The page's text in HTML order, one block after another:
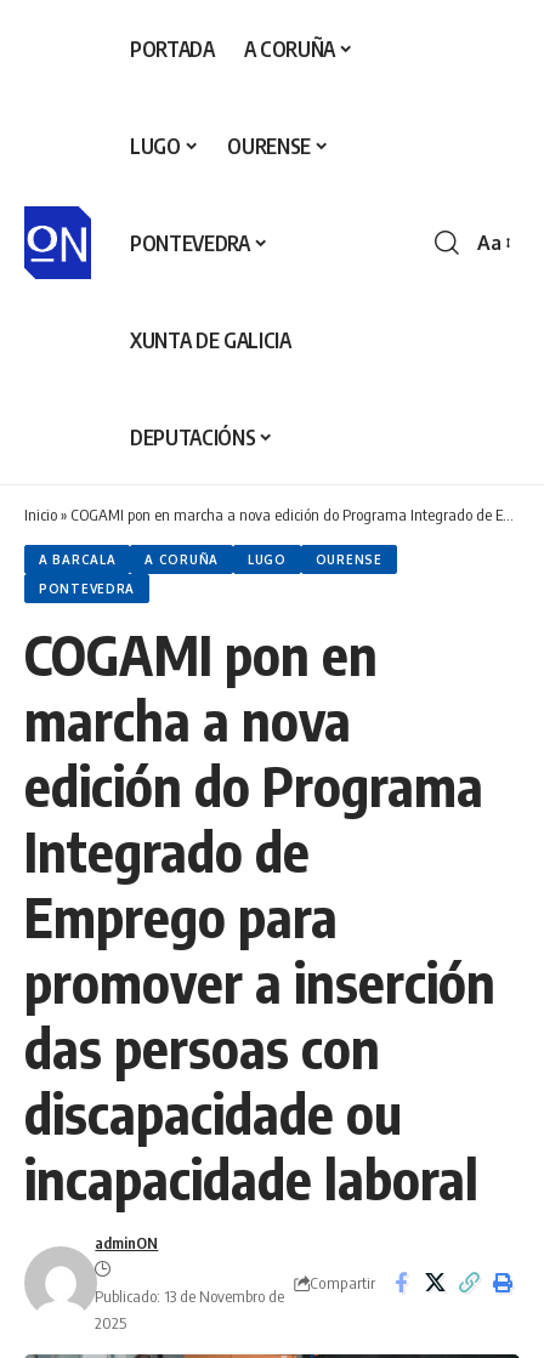
PORTADA A CORUÑA
LUGO OURENSE
PONTEVEDRA
XUNTA DE GALICIA
DEPUTACIÓNS
Aa
Inicio» COGAMI pon en marcha a nova edición do Programa Integrado de Emprego para promover a inserción das persoas con discapacidade ou incapacidade laboral
A BARCALA A CORUÑA LUGO
OURENSE
PONTEVEDRA
COGAMI pon en
marcha a nova
edición do Programa
Integrado de
Emprego para
promover a inserción
das persoas con
discapacidade ou
incapacidade laboral
adminON
Publicado: 13 de Novembro de
2025
Compartir